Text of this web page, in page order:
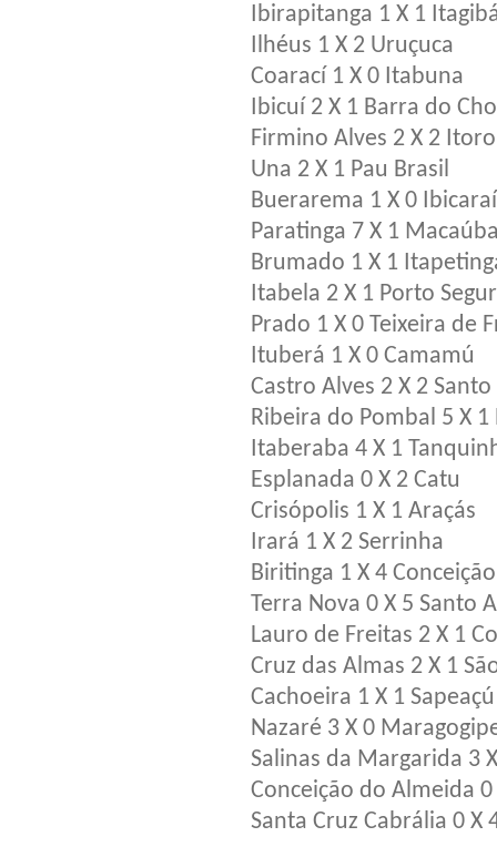
Ibirapitanga 1 X 1
Ilhéus 1 X 2 Uruçuca
Coarací 1 X 0 Itabuna
Ibicuí 2 X 1 Barra do
Firmino Alves 2 X 2
Una 2 X 1 Pau Brasil
Buerarema 1 X 0 Ibicaraí
Paratinga 7 X 1
Brumado 1 X 1
Itabela 2 X 1 Porto
Prado 1 X 0 Teixeira de
Ituberá 1 X 0 Camamú
Castro Alves 2 X 2
Ribeira do Pombal 5 X
Itaberaba 4 X 1
Esplanada 0 X 2 Catu
Crisópolis 1 X 1 Araçás
Irará 1 X 2 Serrinha
Biritinga 1 X 4
Terra Nova 0 X 5 Santo
Lauro de Freitas 2 X 1
Cruz das Almas 2 X 1
Cachoeira 1 X 1 Sapeaçú
Nazaré 3 X 0
Salinas da Margarida 3
Conceição do Almeida 0
Santa Cruz Cabrália 0 X